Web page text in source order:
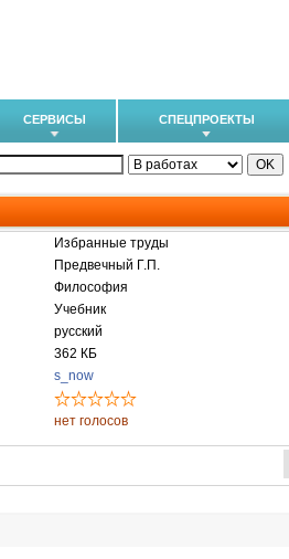
СЕРВИСЫ СПЕЦПРОЕКТЫ
Избранные труды
Предвечный Г.П.
Философия
Учебник
русский
362 КБ
s_now
нет голосов